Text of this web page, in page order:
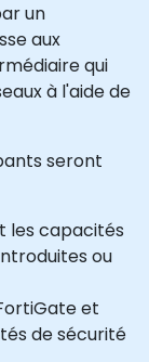
un
aux
qui
à l'aide de
seront
les capacités
ou
et
de sécurité